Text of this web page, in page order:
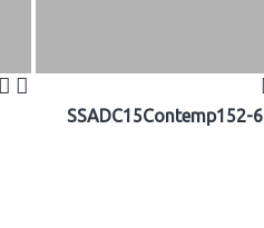
SSADC15Contemp152-6